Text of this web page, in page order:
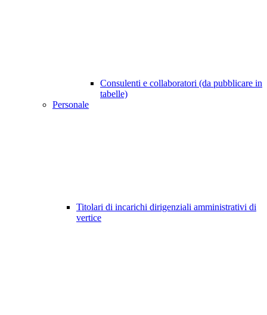
Consulenti e collaboratori (da pubblicare in
tabelle)
Personale
Titolari di incarichi dirigenziali amministrativi di
vertice